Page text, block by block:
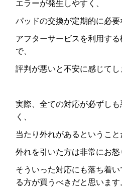
エラーが発生しやすく、
パッドの交換が定期的に必要
アフターサービスを利用す
で、
評判が悪いと不安に感じてし
実際、全ての対応が必ずし
く、
当たり外れがあるということ
外れを引いた方は非常にお怒
そういった対応にも落ち着
る方が買うべきだと思います